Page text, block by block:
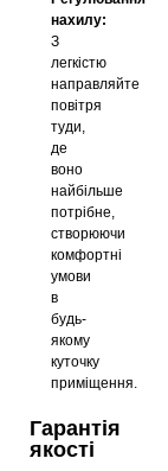
нахилу:
З
легкістю
направляйте
повітря
туди,
де
воно
найбільше
потрібне,
створюючи
комфортні
умови
в
будь-
якому
куточку
приміщення.
Гарантія
якості